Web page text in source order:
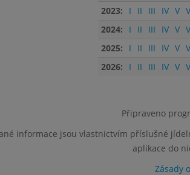
2023:
I II III IV V
2024:
I II III IV V
2025:
I II III IV V
2026:
I II III IV V
Připraveno
informace jsou vlastnictvím příslušné
aplikace do
Zásady